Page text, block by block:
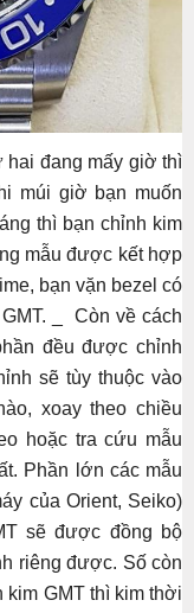
hai đang mấy giờ thì
múi giờ bạn muốn
thì bạn chỉnh kim
mẫu được kết hợp
bạn vặn bezel có
_ Còn về cách
đều được chỉnh
sẽ tùy thuộc vào
xoay theo chiều
hoặc tra cứu mẫu
Phần lớn các mẫu
của Orient, Seiko)
sẽ được đồng bộ
riêng được. Số còn
kim GMT thì kim thời